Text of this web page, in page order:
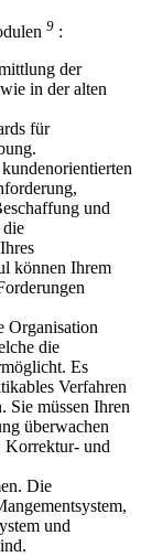
9 :
der
in der alten
für
und
die
können Ihrem
Organisation
die
Es
Verfahren
Sie müssen Ihren
überwachen
Korrektur- und
Die
und